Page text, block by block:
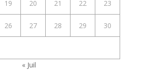
19 20 21 22 23
26 27 28 29 30
« Juil